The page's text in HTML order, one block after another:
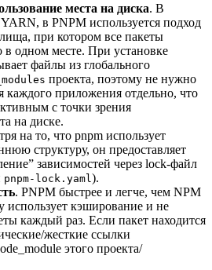
места на диска. В
в PNPM используется подход
при котором все пакеты
в одном месте. При установке
файлы из глобального
проекта, поэтому не нужно
каждого приложения отдельно, что
с точки зрения
на диске.
на то, что pnpm использует
структуру, он предоставляет
зависимостей через lock-файл
pnpm-lock.yaml ).
. PNPM быстрее и легче, чем NPM
использует кэширование и не
каждый раз. Если пакет находится
жесткие ссылки
этого проекта/